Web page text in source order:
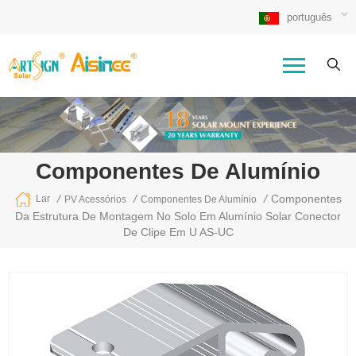
português
Componentes De Alumínio
Lar / PV Acessórios / Componentes De Alumínio / Componentes
Da Estrutura De Montagem No Solo Em Alumínio Solar Conector
De Clipe Em U AS-UC